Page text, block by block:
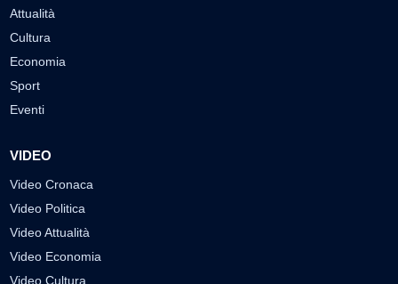
Attualità
Cultura
Economia
Sport
Eventi
VIDEO
Video Cronaca
Video Politica
Video Attualità
Video Economia
Video Cultura